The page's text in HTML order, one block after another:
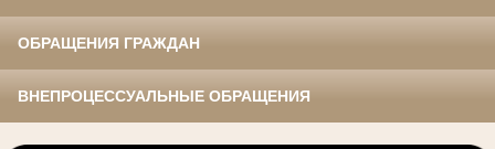
ОБРАЩЕНИЯ ГРАЖДАН
ВНЕПРОЦЕССУАЛЬНЫЕ ОБРАЩЕНИЯ